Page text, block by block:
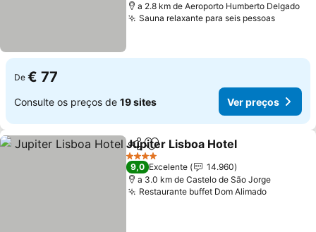
a 2.8 km de Aeroporto Humberto Delgado
Sauna relaxante para seis pessoas
De € 77
Consulte os preços de 19 sites Ver preços
PartilharAdicionar aos favoritos
Jupiter Lisboa Hotel
4 Estrelas
9,0 Excelente
14.960
a 3.0 km de Castelo de São Jorge
Restaurante buffet Dom Alimado